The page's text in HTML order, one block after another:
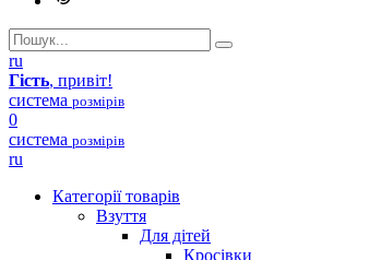
ru
Гість, привіт!
система розмірів
0
система розмірів
ru
Категорії товарів
Взуття
Для дітей
Кросівки